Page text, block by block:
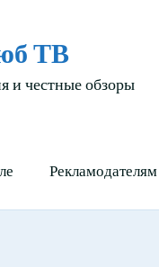
ТВ
и честные обзоры
Рекламодателям